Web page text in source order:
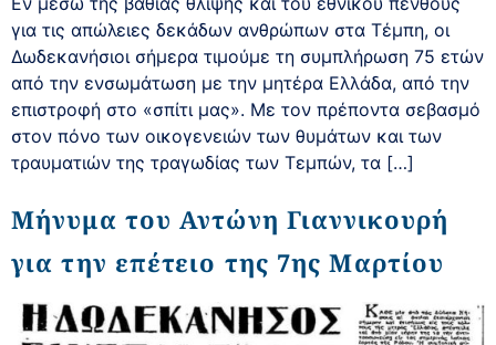
για τις απώλειες δεκάδων ανθρώπων στα Τέμπη, οι
Δωδεκανήσιοι σήμερα τιμούμε τη συμπλήρωση 75 ετών
από την ενσωμάτωση με την μητέρα Ελλάδα, από την
επιστροφή στο «σπίτι μας». Με τον πρέποντα σεβασμό
στον πόνο των οικογενειών των θυμάτων και των
τραυματιών της τραγωδίας των Τεμπών, τα […]
Μήνυμα του Αντώνη Γιαννικουρή
για την επέτειο της 7ης Μαρτίου